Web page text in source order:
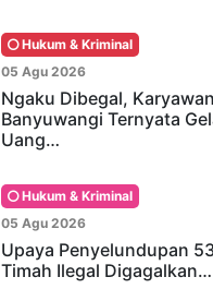
Hukum & Kriminal
05 Agu 2026
Ngaku Dibegal,
Banyuwangi Ternyata
Uang…
Hukum & Kriminal
05 Agu 2026
Upaya Penyelundupan
Timah Ilegal Digagalkan…